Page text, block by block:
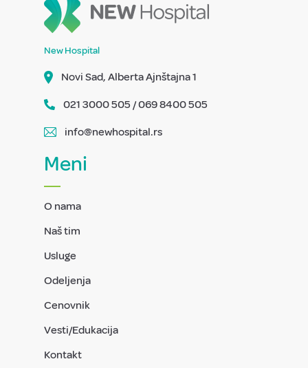
New Hospital
Novi Sad, Alberta Ajnštajna 1
021 3000 505 / 069 8400 505
info@newhospital.rs
Meni
O nama
Naš tim
Usluge
Odeljenja
Cenovnik
Vesti/Edukacija
Kontakt